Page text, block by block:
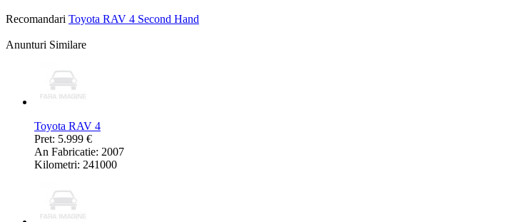
Recomandari Toyota RAV 4 Second Hand
Anunturi Similare
Toyota RAV 4
Pret: 5.999 €
An Fabricatie: 2007
Kilometri: 241000